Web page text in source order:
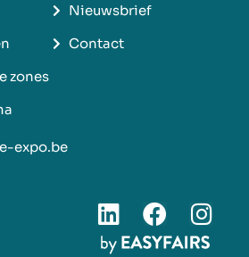
zones
Nieuwsbrief
Contact
expo.be